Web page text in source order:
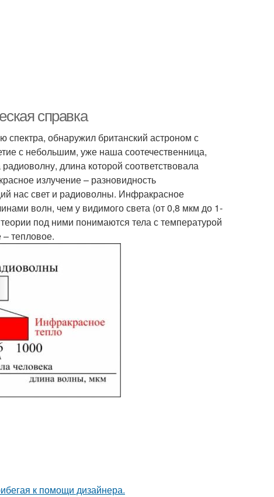
справка
обнаружил британский астроном с
с небольшим, уже наша соотечественница,
длина которой соответствовала
излучение – разновидность
нас свет и радиоволны. Инфракрасное
волн, чем у видимого света (от 0,8 мкм до 1-
под ними понимаются тела с температурой
тепловое.
к помощи дизайнера.